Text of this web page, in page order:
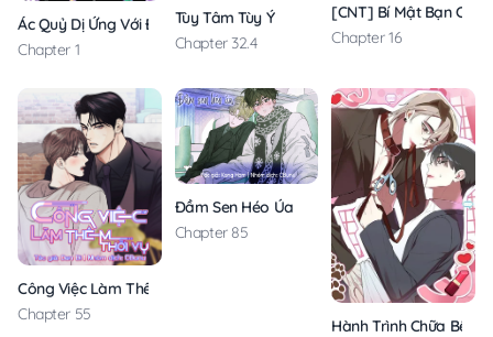
Ác Quỷ Dị Ứng Với Đồ Dễ Thương
Chapter 1
Tùy Tâm Tùy Ý
Chapter 32.4
[CNT] Bí Mật Bạn
Chapter 16
Công Việc Làm Thêm Thời Vụ
Chapter 55
Đầm Sen Héo Úa
Chapter 85
Hành Trình Chữa Bệnh